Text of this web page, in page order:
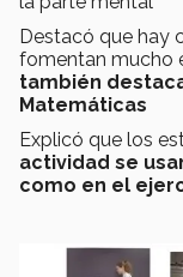
Destacó que hay
fomentan mucho
también
Matemáticas
Explicó que los
actividad se
como en el